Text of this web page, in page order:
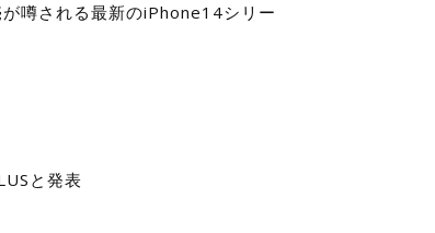
噂される最新のiPhone14シリー
と発表